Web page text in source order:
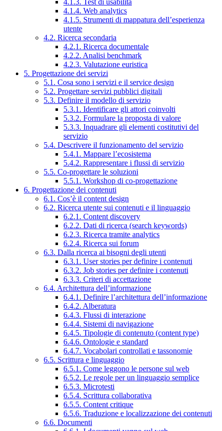
4.1.3. Test di usabilità
4.1.4. Web analytics
4.1.5. Strumenti di mappatura dell’esperienza
utente
4.2. Ricerca secondaria
4.2.1. Ricerca documentale
4.2.2. Analisi benchmark
4.2.3. Valutazione euristica
5. Progettazione dei servizi
5.1. Cosa sono i servizi e il service design
5.2. Progettare servizi pubblici digitali
5.3. Definire il modello di servizio
5.3.1. Identificare gli attori coinvolti
5.3.2. Formulare la proposta di valore
5.3.3. Inquadrare gli elementi costitutivi del
servizio
5.4. Descrivere il funzionamento del servizio
5.4.1. Mappare l’ecosistema
5.4.2. Rappresentare i flussi di servizio
5.5. Co-progettare le soluzioni
5.5.1. Workshop di co-progettazione
6. Progettazione dei contenuti
6.1. Cos’è il content design
6.2. Ricerca utente sui contenuti e il linguaggio
6.2.1. Content discovery
6.2.2. Dati di ricerca (search keywords)
6.2.3. Ricerca tramite analytics
6.2.4. Ricerca sui forum
6.3. Dalla ricerca ai bisogni degli utenti
6.3.1. User stories per definire i contenuti
6.3.2. Job stories per definire i contenuti
6.3.3. Criteri di accettazione
6.4. Architettura dell’informazione
6.4.1. Definire l’architettura dell’informazione
6.4.2. Alberatura
6.4.3. Flussi di interazione
6.4.4. Sistemi di navigazione
6.4.5. Tipologie di contenuto (content type)
6.4.6. Ontologie e standard
6.4.7. Vocabolari controllati e tassonomie
6.5. Scrittura e linguaggio
6.5.1. Come leggono le persone sul web
6.5.2. Le regole per un linguaggio semplice
6.5.3. Microtesti
6.5.4. Scrittura collaborativa
6.5.5. Content critique
6.5.6. Traduzione e localizzazione dei contenuti
6.6. Documenti